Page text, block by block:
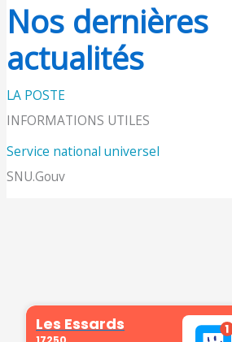
Nos dernières
actualités
LA POSTE
INFORMATIONS UTILES
Service national universel
SNU.Gouv